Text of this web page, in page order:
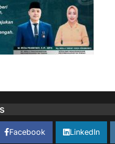
Facebook LinkedIn